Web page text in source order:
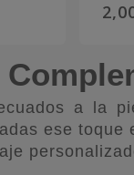
a la
ese